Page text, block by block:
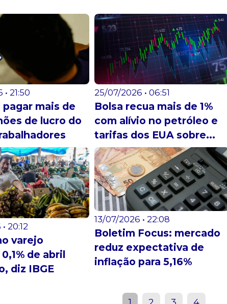
21:50
pagar mais de
de lucro do
25/07/2026 • 06:51
Bolsa recua mais de 1%
com alívio no petróleo e
tarifas dos EUA sobre...
20:12
varejo
de abril
diz IBGE
13/07/2026 • 22:08
Boletim Focus: mercado
reduz expectativa de
inflação para 5,16%